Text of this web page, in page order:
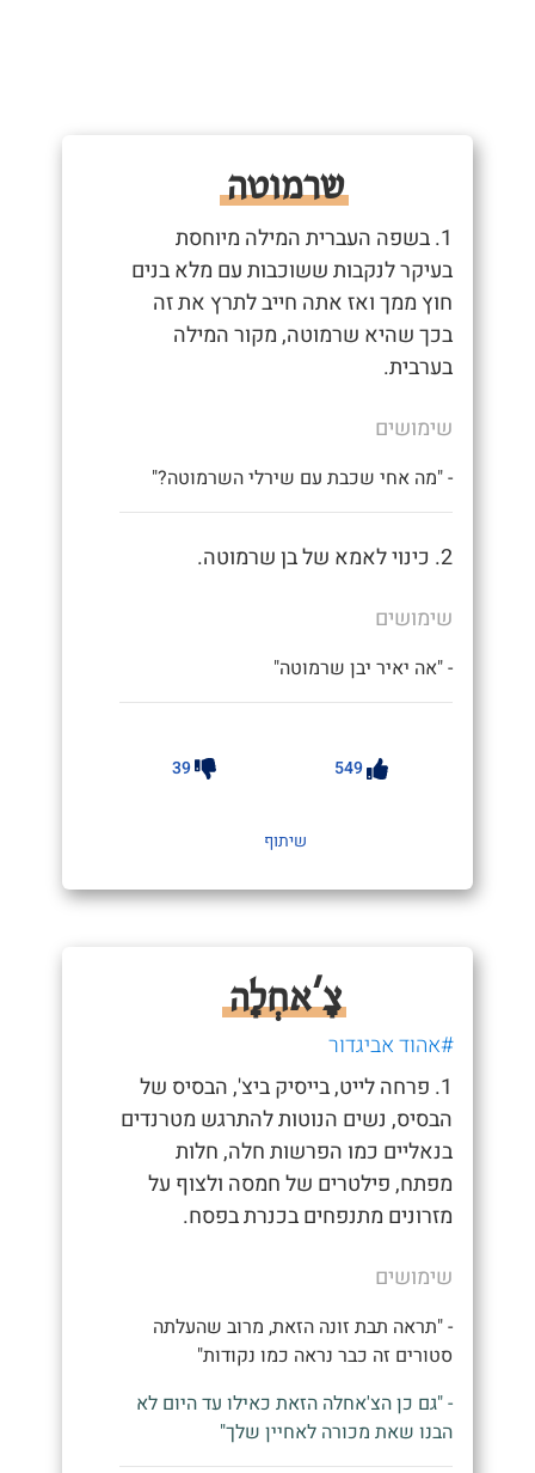
שרמוטה
1. בשפה העברית המילה מיוחסת
בעיקר לנקבות ששוכבות עם מלא בנים
חוץ ממך ואז אתה חייב לתרץ את זה
בכך שהיא שרמוטה, מקור המילה
בערבית.
שימושים
- "מה אחי שכבת עם שירלי השרמוטה?"
2. כינוי לאמא של בן שרמוטה.
שימושים
- "אה יאיר יבן שרמוטה"
549
39
שיתוף
צָ'אחְלָה
#אהוד אביגדור
1. פרחה לייט, בייסיק ביצ', הבסיס של
הבסיס, נשים הנוטות להתרגש מטרנדים
בנאליים כמו הפרשות חלה, חלות
מפתח, פילטרים של חמסה ולצוף על
מזרונים מתנפחים בכנרת בפסח.
שימושים
- "תראה תבת זונה הזאת, מרוב שהעלתה
סטורים זה כבר נראה כמו נקודות"
- "גם כן הצ'אחלה הזאת כאילו עד היום לא
הבנו שאת מכורה לאחיין שלך"